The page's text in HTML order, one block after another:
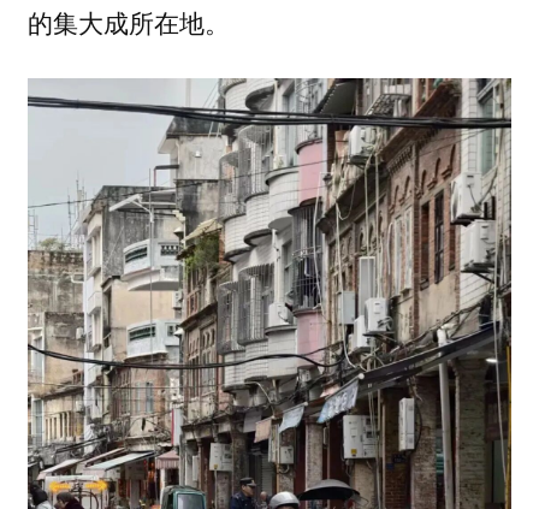
的集大成所在地。